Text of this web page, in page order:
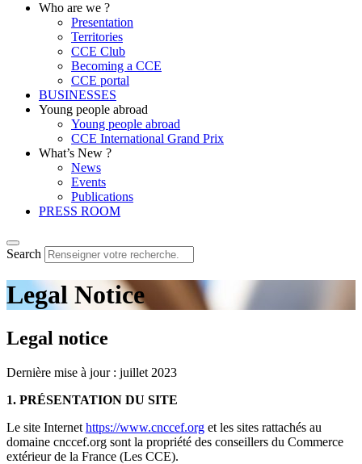
Who are we ?
Presentation
Territories
CCE Club
Becoming a CCE
CCE portal
BUSINESSES
Young people abroad
Young people abroad
CCE International Grand Prix
What’s New ?
News
Events
Publications
PRESS ROOM
Search
Legal Notice
Legal notice
Dernière mise à jour : juillet 2023
1. PRÉSENTATION DU SITE
Le site Internet https://www.cnccef.org et les sites rattachés au
domaine cnccef.org sont la propriété des conseillers du Commerce
extérieur de la France (Les CCE).